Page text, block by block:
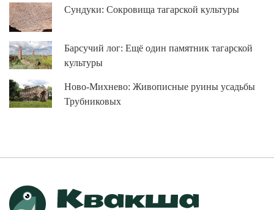
Сундуки: Сокровища тагарской культуры
Барсучий лог: Ещё один памятник тагарской
культуры
Ново-Михнево: Живописные руины усадьбы
Трубниковых